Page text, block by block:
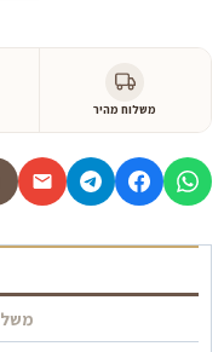
משלוח מהיר